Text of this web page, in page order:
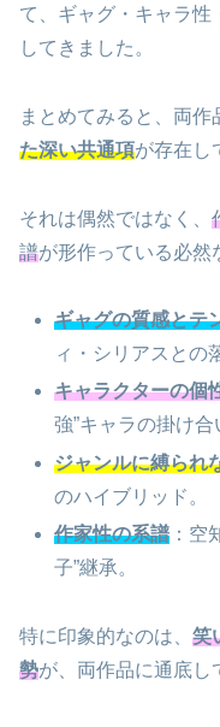
て、ギャグ・キャラ性
してきました。
まとめてみると、両作
た深い共通項が存在し
それは偶然ではなく、
譜が形作っている必然
ギャグの質感とテ
ィ・シリアスとの
キャラクターの個
強”キャラの掛け合
ジャンルに縛られ
のハイブリッド。
作家性の系譜 ：空
子”継承。
特に印象的なのは、 笑
勢が、両作品に通底し